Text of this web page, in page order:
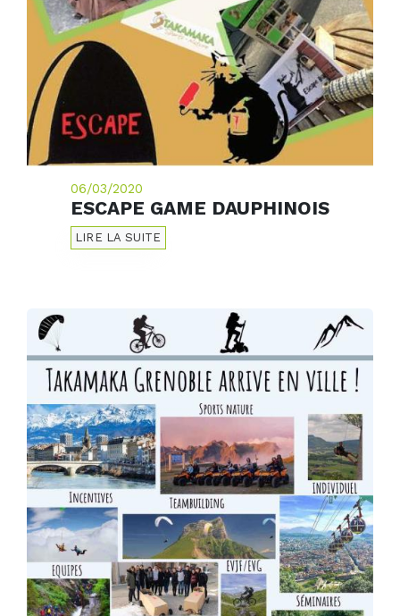
06/03/2020
ESCAPE GAME DAUPHINOIS
LIRE LA SUITE